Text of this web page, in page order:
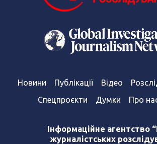
Новини Публікації Відео
Спецпроєкти
Думки Про
Інформаційне агентство
журналістських